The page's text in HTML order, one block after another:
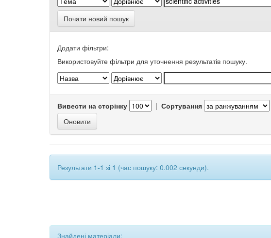
Почати новий пошук
Додати фільтри:
Використовуйте фільтри для уточнення результатів пошуку.
Вивести на сторінку | Сортування
Результати 1-1 зі 1 (час пошуку: 0.002 секунди).
Знайдені матеріали: